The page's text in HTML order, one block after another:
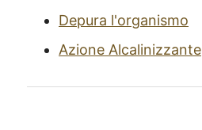
Depura l'organismo
Azione Alcalinizzante